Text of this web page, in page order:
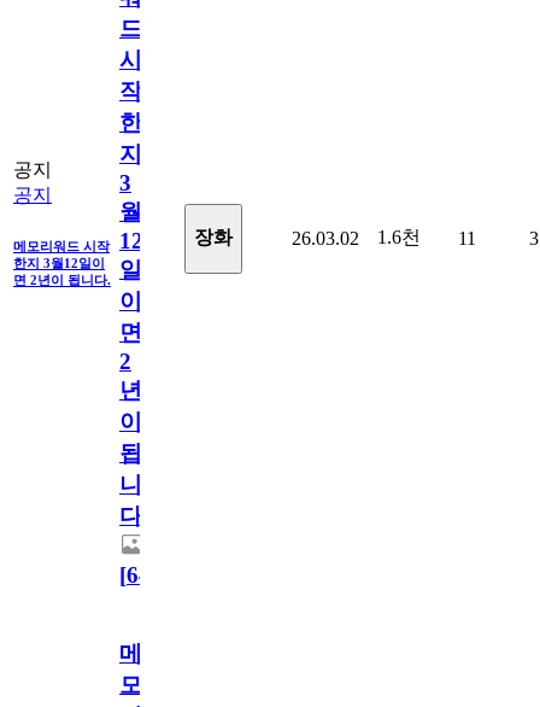
공지
공지
메모리워드 시작
한지 3월12일이
면 2년이 됩니다.
드
시
작
한
지
3
월
12
일
이
면
2
년
이
됩
니
다.
[64
장화 26.03.02 1.6천 11 3
메
모